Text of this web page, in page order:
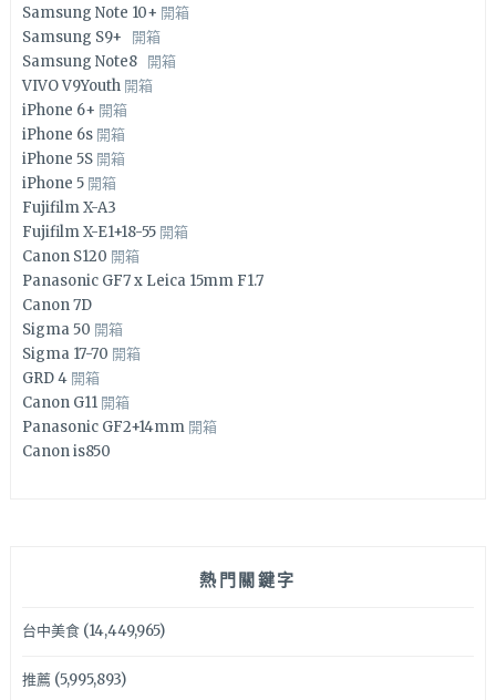
Samsung Note 10+ 開箱
Samsung S9+ 開箱
Samsung Note8 開箱
VIVO V9Youth 開箱
iPhone 6+ 開箱
iPhone 6s 開箱
iPhone 5S 開箱
iPhone 5 開箱
Fujifilm X-A3
Fujifilm X-E1+18-55 開箱
Canon S120 開箱
Panasonic GF7 x Leica 15mm F1.7
Canon 7D
Sigma 50 開箱
Sigma 17-70 開箱
GRD 4 開箱
Canon G11 開箱
Panasonic GF2+14mm 開箱
Canon is850
熱門關鍵字
台中美食(14,449,965)
推薦(5,995,893)